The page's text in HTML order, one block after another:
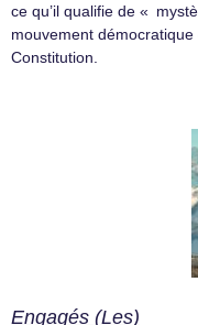
ce qu’il qualifie de «
mouvement
Constitution.
Engagés (Les)